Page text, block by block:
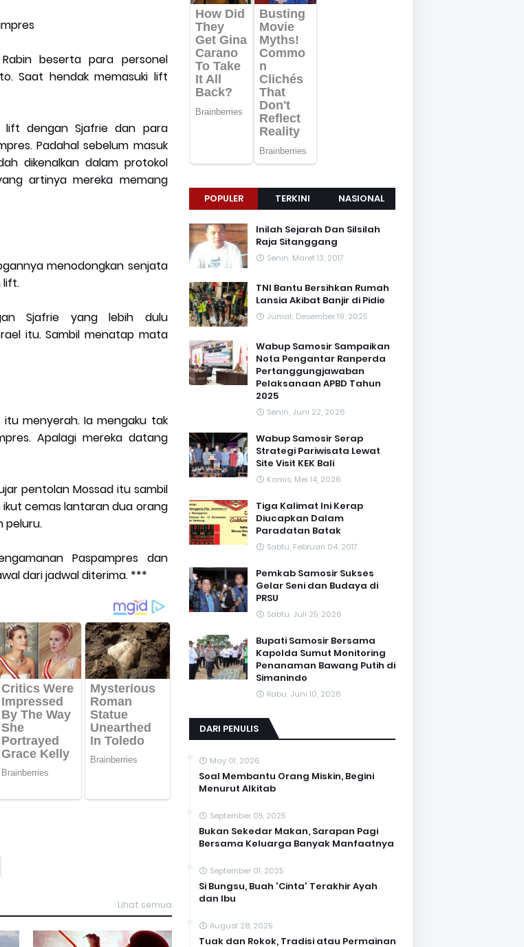
beserta para personel
Saat hendak memasuki lift
lift dengan Sjafrie dan para
Padahal sebelum masuk
dikenalkan dalam protokol
artinya mereka memang
menodongkan senjata
lift.
Sjafrie yang lebih dulu
itu. Sambil menatap mata
itu menyerah. Ia mengaku tak
Apalagi mereka datang
pentolan Mossad itu sambil
ikut cemas lantaran dua orang
peluru.
Paspampres dan
dari jadwal diterima. ***
Lihat semua
POPULER TERKINI NASIONAL
Inilah Sejarah Dan Silsilah
Raja Sitanggang
Senin, Maret 13, 2017
TNI Bantu Bersihkan Rumah
Lansia Akibat Banjir di Pidie
Jumat, Desember 19, 2025
Wabup Samosir Sampaikan
Nota Pengantar Ranperda
Pertanggungjawaban
Pelaksanaan APBD Tahun
2025
Senin, Juni 22, 2026
Wabup Samosir Serap
Strategi Pariwisata Lewat
Site Visit KEK Bali
Kamis, Mei 14, 2026
Tiga Kalimat Ini Kerap
Diucapkan Dalam
Paradatan Batak
Sabtu, Februari 04, 2017
Pemkab Samosir Sukses
Gelar Seni dan Budaya di
PRSU
Sabtu, Juli 25, 2026
Bupati Samosir Bersama
Kapolda Sumut Monitoring
Penanaman Bawang Putih di
Simanindo
Rabu, Juni 10, 2026
DARI PENULIS
May 01, 2026
Soal Membantu Orang Miskin, Begini
Menurut Alkitab
September 05, 2025
Bukan Sekedar Makan, Sarapan Pagi
Bersama Keluarga Banyak Manfaatnya
September 01, 2025
Si Bungsu, Buah 'Cinta' Terakhir Ayah
dan Ibu
August 28, 2025
Tuak dan Rokok, Tradisi atau Permainan